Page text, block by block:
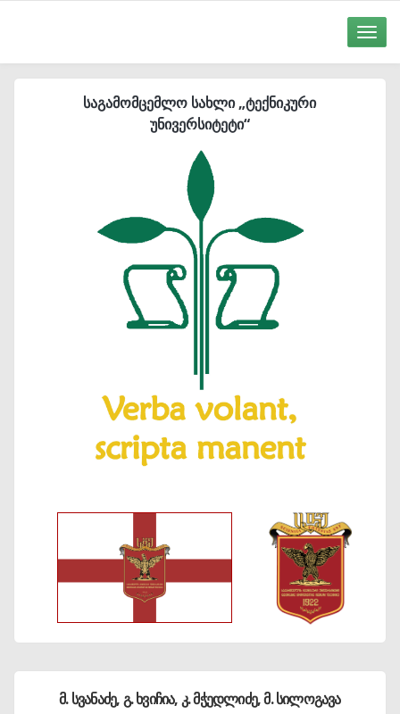
Toggle
საგამომცემლო სახლი „ტექნიკური
უნივერსიტეტი“
მ. სვანაძე, გ. ხვიჩია, კ. მჭედლიძე, მ. სილოგავა